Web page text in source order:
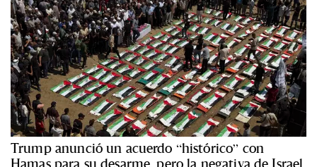
Trump anunció un acuerdo “histórico” con
Hamas para su desarme, pero la negativa de Israel